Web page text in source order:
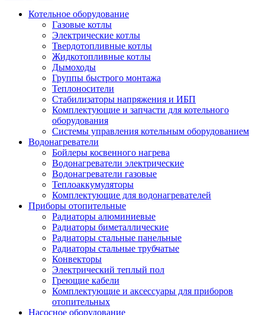
Котельное оборудование
Газовые котлы
Электрические котлы
Твердотопливные котлы
Жидкотопливные котлы
Дымоходы
Группы быстрого монтажа
Теплоносители
Стабилизаторы напряжения и ИБП
Комплектующие и запчасти для котельного
оборудования
Системы управления котельным оборудованием
Водонагреватели
Бойлеры косвенного нагрева
Водонагреватели электрические
Водонагреватели газовые
Теплоаккумуляторы
Комплектующие для водонагревателей
Приборы отопительные
Радиаторы алюминиевые
Радиаторы биметаллические
Радиаторы стальные панельные
Радиаторы стальные трубчатые
Конвекторы
Электрический теплый пол
Греющие кабели
Комплектующие и аксессуары для приборов
отопительных
Насосное оборудование